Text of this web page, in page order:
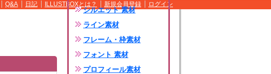
Q&A 日記 ILLUSTBOXとは？ 新規会員登録 ログイン
シルエット 素材
ライン素材
フレーム・枠素材
フォント 素材
プロフィール素材